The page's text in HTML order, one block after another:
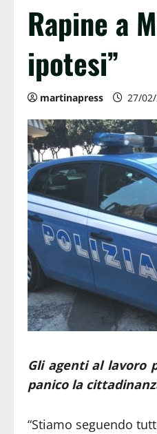
Rapine a
ipotesi”
martinapress 27/
Gli agenti al lavoro
panico la
“Stiamo seguendo